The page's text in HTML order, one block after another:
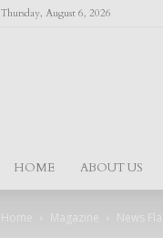
Thursday, August 6, 2026
HOME ABOUT US
Home Magazine News